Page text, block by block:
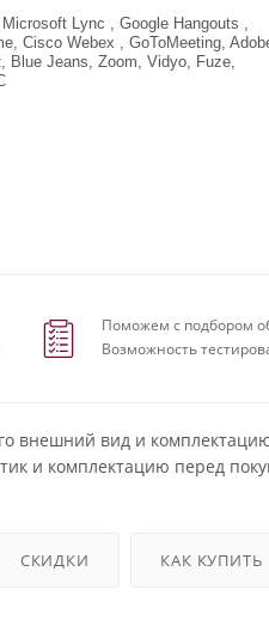
Lync , Google Hangouts ,
Cisco Webex , GoToMeeting,
Blue Jeans, Zoom, Vidyo, Fuze,
Поможем с подбором
Возможность
внешний вид и
и комплектацию перед
СКИДКИ КАК КУПИТЬ